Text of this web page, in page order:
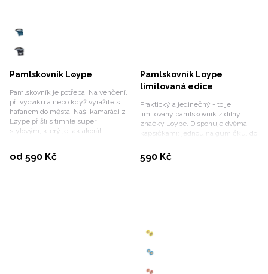
Pamlskovník Løype
Pamlskovník je potřeba. Na venčení,
při výcviku a nebo když vyrážíte s
hafanem do města. Naši kamarádi z
Løype přišli s tímhle super
stylovým, který je tak akorát
od 590 KčVybrat variantu
Pamlskovník Loype
limitovaná edice
Praktický a jedinečný - to je
limitovaný pamlskovník z dílny
značky Loype. Disponuje dvěma
kapsičkami: jednou na gumičku, do
odměnu, a druhou na zip, kam
uschováte osobní nezbytnosti.
590 Kč